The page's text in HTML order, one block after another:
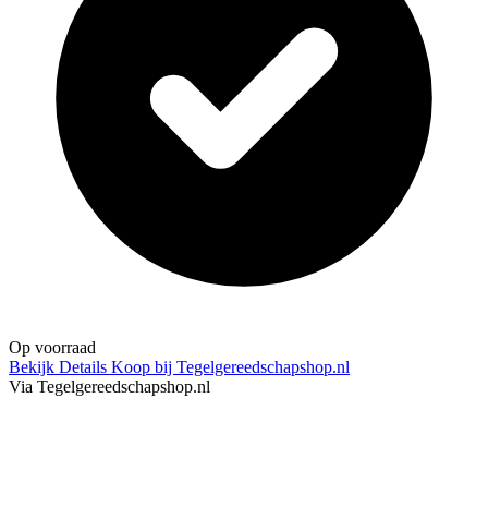
Op voorraad
Bekijk Details Koop bij Tegelgereedschapshop.nl
Via Tegelgereedschapshop.nl